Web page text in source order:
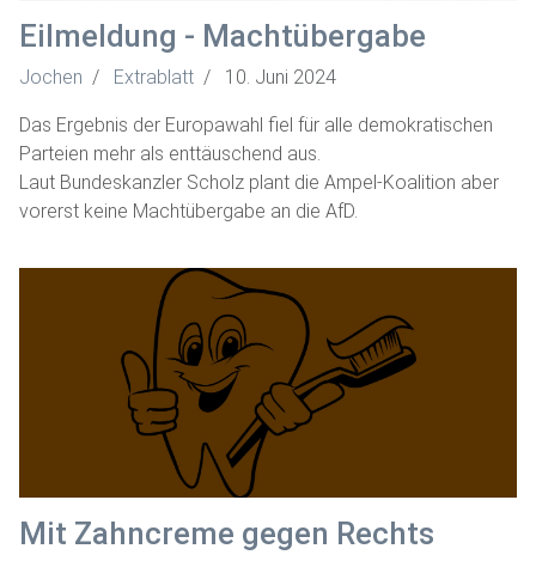
Eilmeldung - Machtübergabe
Jochen Extrablatt 10. Juni 2024
Das Ergebnis der Europawahl fiel für alle demokratischen
Parteien mehr als enttäuschend aus.
Laut Bundeskanzler Scholz plant die Ampel-Koalition aber
vorerst keine Machtübergabe an die AfD.
Mit Zahncreme gegen Rechts